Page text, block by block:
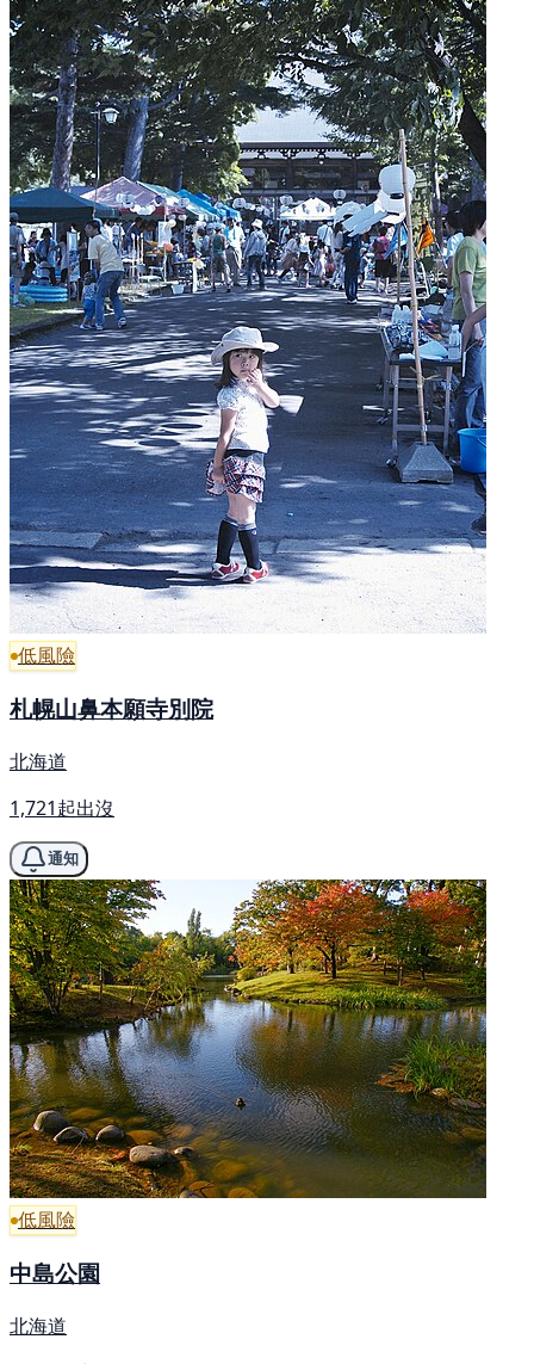
低風險
札幌山鼻本願寺別院
北海道
1,721起出沒
通知
低風險
中島公園
北海道